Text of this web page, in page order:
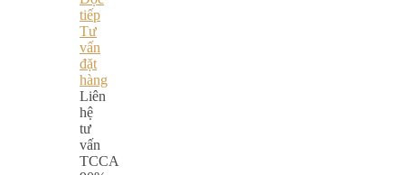
tiếp
Tư
vấn
đặt
hàng
Liên
hệ
tư
vấn
TCCA